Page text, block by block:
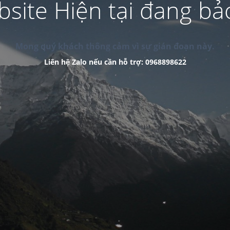
Hiện tại đang
Mong quý khách thông cảm vì sự gián đoạn này.
Liên hệ Zalo nếu cần hỗ trợ: 0968898622